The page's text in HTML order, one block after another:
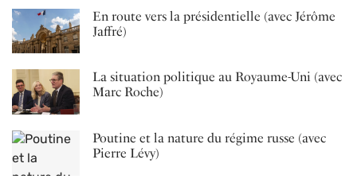
En route vers la présidentielle (avec Jérôme
Jaffré)
La situation politique au Royaume-Uni (avec
Marc Roche)
Poutine et la nature du régime russe (avec
Pierre Lévy)